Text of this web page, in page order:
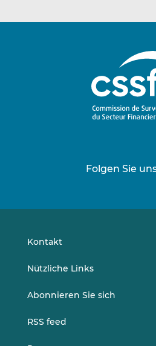
Folgen Sie
Kontakt
Nützliche Links
Abonnieren Sie sich
RSS feed